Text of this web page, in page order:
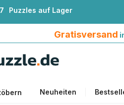
7 Puzzles auf Lager
Gratisversand
Neuheiten